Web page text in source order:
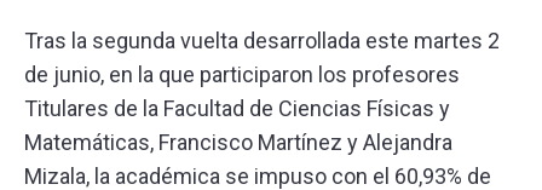
PREGRADO
PUBLICACIONES
Tras la segunda vuelta desarrollada este martes 2
de junio, en la que participaron los profesores
Titulares de la Facultad de Ciencias Físicas y
Matemáticas, Francisco Martínez y Alejandra
Mizala, la académica se impuso con el 60,93% de